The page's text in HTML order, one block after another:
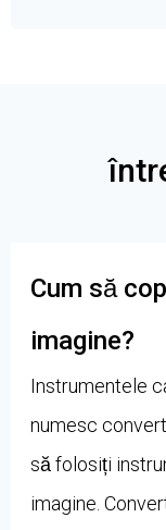
Cum să
imagine?
Instrumentele
numesc
să folosiți
imagine.